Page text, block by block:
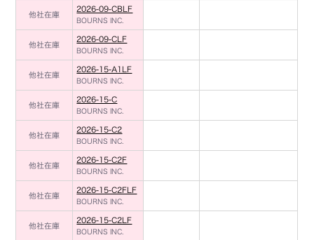
他社在庫
2026-09-CBLF
BOURNS INC.
他社在庫
2026-09-CLF
BOURNS INC.
他社在庫
2026-15-A1LF
BOURNS INC.
他社在庫
2026-15-C
BOURNS INC.
他社在庫
2026-15-C2
BOURNS INC.
他社在庫
2026-15-C2F
BOURNS INC.
他社在庫
2026-15-C2FLF
BOURNS INC.
他社在庫
2026-15-C2LF
BOURNS INC.